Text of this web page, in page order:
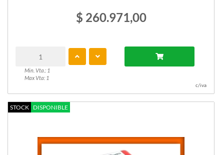
$ 260.971,00
Min. Vta.: 1
Max Vta: 1
c/iva
STOCK DISPONIBLE